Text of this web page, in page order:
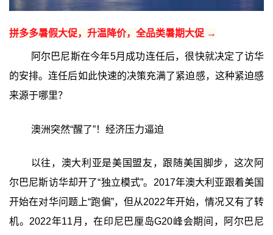
拼多多暑假大促，升温降价，全品类暑期大促 →
阿尔巴尼斯在今年5月成功连任后，很快就决定了访华
的安排。连任后如此快速的决策充满了紧迫感，这种紧迫感
来源于哪里？
澳洲突然“醒了”！经济压力逼迫
以往，澳大利亚是美国盟友，跟随美国脚步，这次阿
尔巴尼斯访华却开了“独立模式”。2017年澳大利亚跟着美国
开始在对华问题上“跑偏”，但从2022年开始，情况又有了转
机。2022年11月，在印尼巴厘岛G20峰会期间，阿尔巴尼